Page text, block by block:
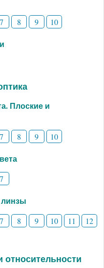
7 8 9 10
Плоские и
7 8 9 10
7
7 8 9 10 11
12
относительности